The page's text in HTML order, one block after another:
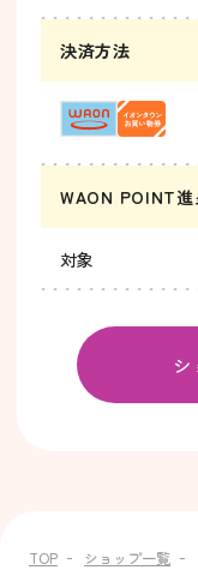
決済方法
WAON POINT進
対象
TOP ショップ一覧